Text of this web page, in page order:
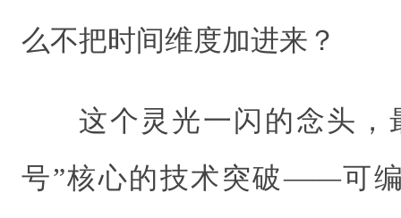
么不把时间维度加进来？
这个灵光一闪的念头，
号”核心的技术突破——可